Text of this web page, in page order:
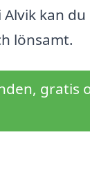
kan
lönsamt.
gratis